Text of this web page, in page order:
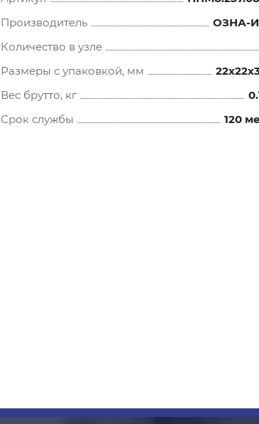
Производитель
ОЗНА-
Количество в узле
Размеры с упаковкой, мм
Вес брутто, кг
Срок службы
120